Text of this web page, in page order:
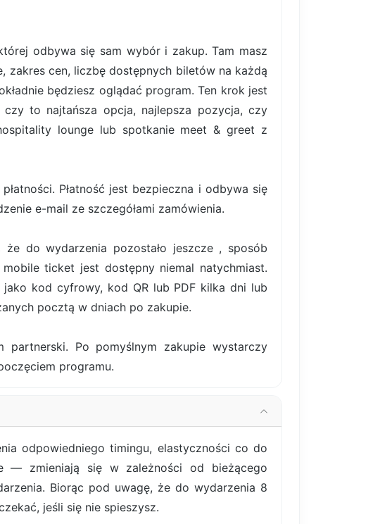
odbywa się sam wybór i zakup. Tam masz
cen, liczbę dostępnych biletów na każdą
będziesz oglądać program. Ten krok jest
to najtańsza opcja, najlepsza pozycja, czy
lounge lub spotkanie meet & greet z
Płatność jest bezpieczna i odbywa się
e-mail ze szczegółami zamówienia.
do wydarzenia pozostało jeszcze , sposób
ticket jest dostępny niemal natychmiast.
kod cyfrowy, kod QR lub PDF kilka dni lub
pocztą w dniach po zakupie.
partnerski. Po pomyślnym zakupie wystarczy
programu.
odpowiedniego timingu, elastyczności co do
— zmieniają się w zależności od bieżącego
Biorąc pod uwagę, że do wydarzenia 8
jeśli się nie spieszysz.